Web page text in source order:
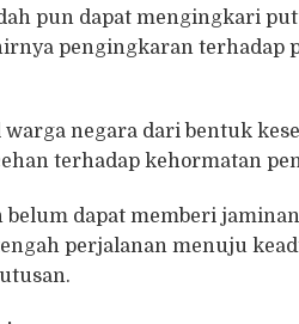
pun dapat mengingkari
pengingkaran terhadap
negara dari bentuk
terhadap kehormatan
dapat memberi
perjalanan menuju